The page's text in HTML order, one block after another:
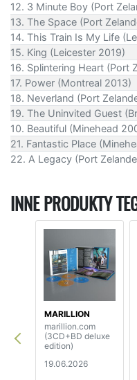
12. 3 Minute Boy (Port
13. The Space (Port
14. This Train Is My Life
15. King (Leicester 2019)
16. Splintering Heart (Port
17. Power (Montreal 2013)
18. Neverland (Port
19. The Uninvited Guest
10. Beautiful (Minehead
21. Fantastic Place
22. A Legacy (Port
INNE PRODUKTY
MARILLION
marillion.com
(3CD+BD deluxe
edition)
19.06.2026